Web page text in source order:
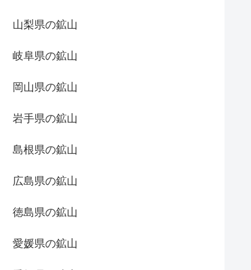
山梨県の鉱山
岐阜県の鉱山
岡山県の鉱山
岩手県の鉱山
島根県の鉱山
広島県の鉱山
徳島県の鉱山
愛媛県の鉱山